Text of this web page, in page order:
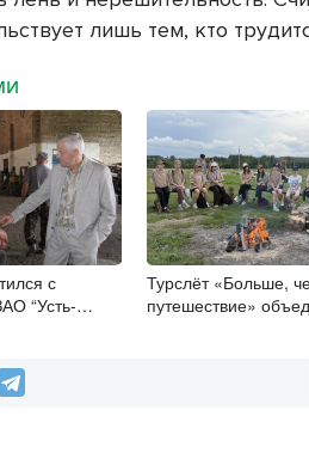
лишь тем, кто
с
“Усть-
Турслёт «Больше,
путешествие»